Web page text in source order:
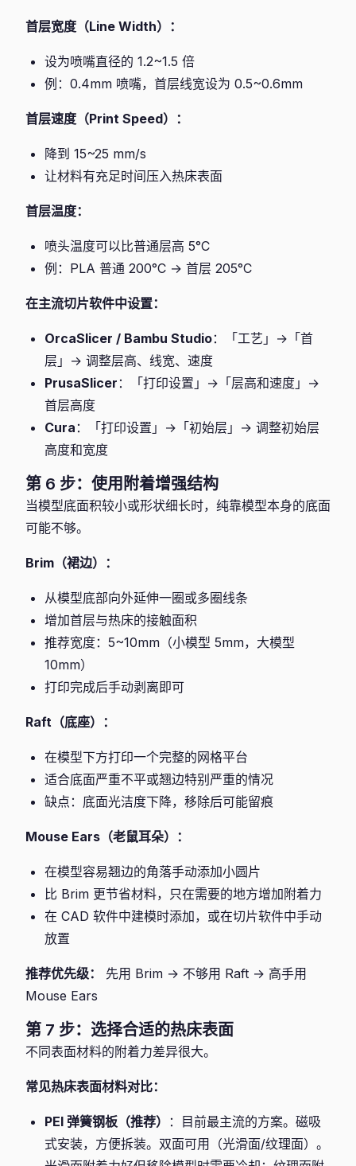
首层宽度（Line Width）：
设为喷嘴直径的 1.2~1.5 倍
例：0.4mm 喷嘴，首层线宽设为 0.5~0.6mm
首层速度（Print Speed）：
降到 15~25 mm/s
让材料有充足时间压入热床表面
首层温度：
喷头温度可以比普通层高 5°C
例：PLA 普通 200°C → 首层 205°C
在主流切片软件中设置：
OrcaSlicer / Bambu Studio：「工艺」→「首
层」→ 调整层高、线宽、速度
PrusaSlicer ：「打印设置」→「层高和速度」→
首层高度
Cura ：「打印设置」→「初始层」→ 调整初始层
高度和宽度
第 6 步：使用附着增强结构
当模型底面积较小或形状细长时，纯靠模型本身的底面
可能不够。
Brim（裙边）：
从模型底部向外延伸一圈或多圈线条
增加首层与热床的接触面积
推荐宽度：5~10mm（小模型 5mm，大模型
10mm）
打印完成后手动剥离即可
Raft（底座）：
在模型下方打印一个完整的网格平台
适合底面严重不平或翘边特别严重的情况
缺点：底面光洁度下降，移除后可能留痕
Mouse Ears（老鼠耳朵）：
在模型容易翘边的角落手动添加小圆片
比 Brim 更节省材料，只在需要的地方增加附着力
在 CAD 软件中建模时添加，或在切片软件中手动
放置
推荐优先级：
先用 Brim → 不够用 Raft → 高手用
Mouse Ears
第 7 步：选择合适的热床表面
不同表面材料的附着力差异很大。
常见热床表面材料对比：
PEI 弹簧钢板（推荐）
：目前最主流的方案。磁吸
式安装，方便拆装。双面可用（光滑面/纹理面）。